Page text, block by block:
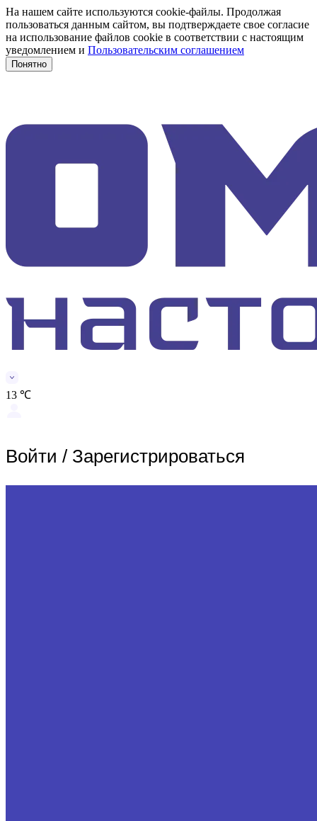
На нашем сайте используются cookie-файлы. Продолжая
пользоваться данным сайтом, вы подтверждаете свое согласие
на использование файлов cookie в соответствии с настоящим
уведомлением и Пользовательским соглашением
Понятно
13 ℃
Войти / Зарегистрироваться